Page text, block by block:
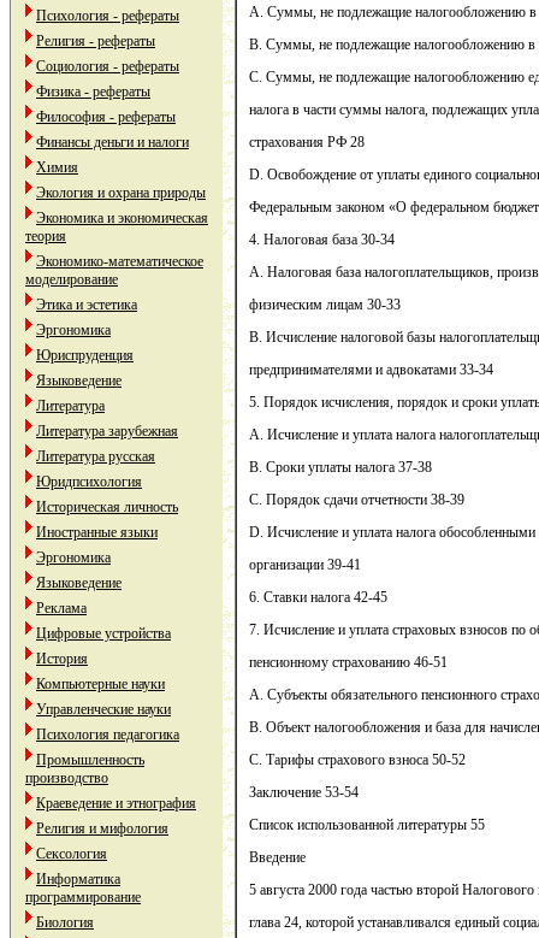
Психология - рефераты
Религия - рефераты
Социология - рефераты
Физика - рефераты
Философия - рефераты
Финансы деньги и налоги
Химия
Экология и охрана природы
Экономика и экономическая
теория
Экономико-математическое
моделирование
Этика и эстетика
Эргономика
Юриспруденция
Языковедение
Литература
Литература зарубежная
Литература русская
Юридпсихология
Историческая личность
Иностранные языки
Эргономика
Языковедение
Реклама
Цифровые устройства
История
Компьютерные науки
Управленческие науки
Психология педагогика
Промышленность
производство
Краеведение и этнография
Религия и мифология
Сексология
Информатика
программирование
Биология
А. Суммы, не подлежащие налогообложению в
В. Суммы, не подлежащие налогообложению в
С. Суммы, не подлежащие налогообложению
налога в части суммы налога, подлежащих
страхования РФ 28
D. Освобождение от уплаты единого
Федеральным законом «О федеральном
4. Налоговая база 30-34
А. Налоговая база налогоплательщиков,
физическим лицам 30-33
В. Исчисление налоговой базы
предпринимателями и адвокатами 33-34
5. Порядок исчисления, порядок и сроки
А. Исчисление и уплата налога
В. Сроки уплаты налога 37-38
С. Порядок сдачи отчетности 38-39
D. Исчисление и уплата налога
организации 39-41
6. Ставки налога 42-45
7. Исчисление и уплата страховых взносов по
пенсионному страхованию 46-51
А. Субъекты обязательного пенсионного
В. Объект налогообложения и база для
С. Тарифы страхового взноса 50-52
Заключение 53-54
Список использованной литературы 55
Введение
5 августа 2000 года частью второй
глава 24, которой устанавливался единый